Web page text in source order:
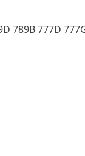
789B 777D